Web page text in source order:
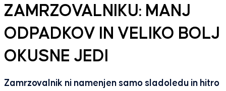
ZAMRZOVALNIKU: MANJ
ODPADKOV IN VELIKO BOLJ
OKUSNE JEDI
Zamrzovalnik ni namenjen samo sladoledu in hitro